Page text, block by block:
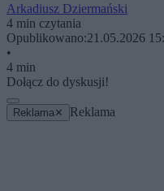
Arkadiusz Dziermański
4 min czytania
Opublikowano:21.05.2026
•
4 min
Dołącz do dyskusji!
Reklama ✕ Reklama